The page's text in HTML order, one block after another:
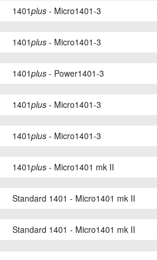
1401plus - Micro1401-3
1401plus - Micro1401-3
1401plus - Power1401-3
1401plus - Micro1401-3
1401plus - Micro1401-3
1401plus - Micro1401 mk II
Standard 1401 - Micro1401 mk II
Standard 1401 - Micro1401 mk II